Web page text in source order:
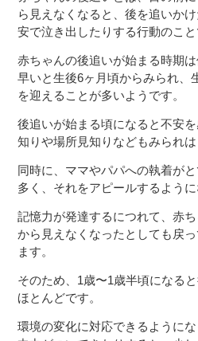
ら見えなくなると、後を追いか
安で泣き出したりする行動のこと
赤ちゃんの後追いが始まる時期は
早いと生後6ヶ月頃からみられ、
を迎えることが多いようです。
後追いが始まる頃になると不安
知りや場所見知りなどもみられは
同時に、ママやパパへの執着が
多く、それをアピールするよう
記憶力が発達するにつれて、赤
から見えなくなったとしても戻
ます。
そのため、1歳〜1歳半頃になる
ほとんどです。
環境の変化に対応できるように